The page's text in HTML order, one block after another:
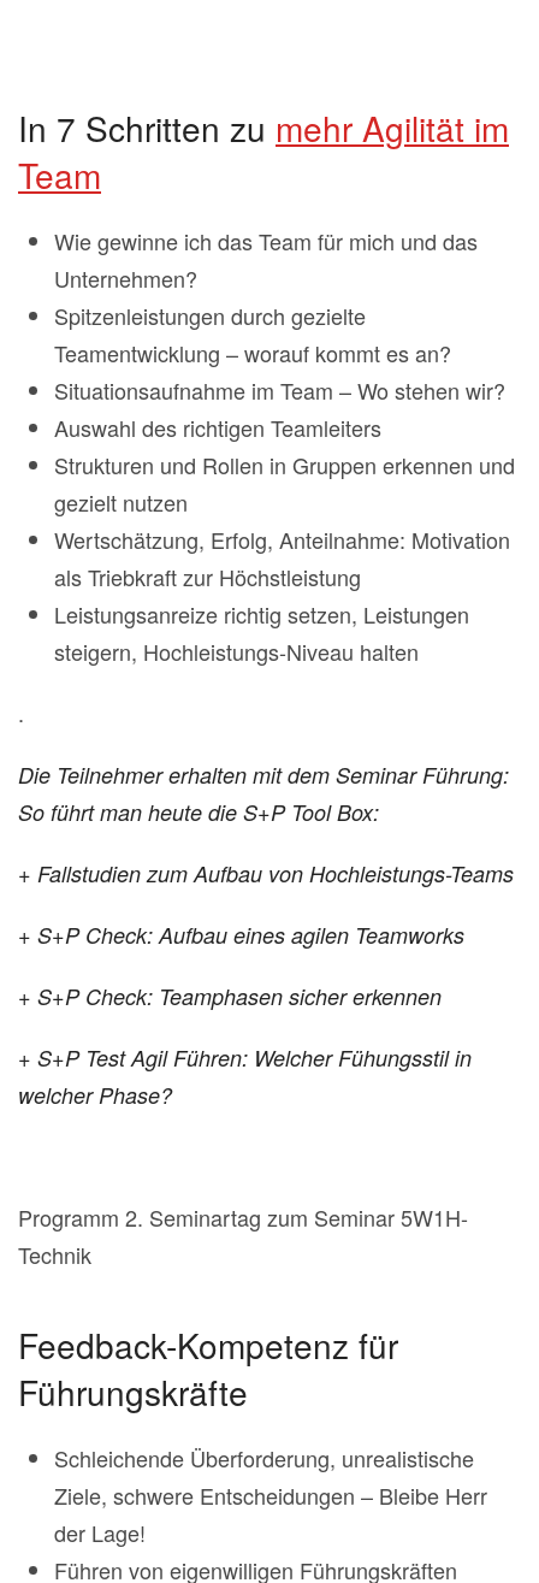
In 7 Schritten zu mehr Agilität im
Team
Wie gewinne ich das Team für mich und das
Unternehmen?
Spitzenleistungen durch gezielte
Teamentwicklung – worauf kommt es an?
Situationsaufnahme im Team – Wo stehen wir?
Auswahl des richtigen Teamleiters
Strukturen und Rollen in Gruppen erkennen und
gezielt nutzen
Wertschätzung, Erfolg, Anteilnahme: Motivation
als Triebkraft zur Höchstleistung
Leistungsanreize richtig setzen, Leistungen
steigern, Hochleistungs-Niveau halten
.
Die Teilnehmer erhalten mit dem Seminar Führung:
So führt man heute die S+P Tool Box:
+ Fallstudien zum Aufbau von Hochleistungs-Teams
+ S+P Check: Aufbau eines agilen Teamworks
+ S+P Check: Teamphasen sicher erkennen
+ S+P Test Agil Führen: Welcher Fühungsstil in
welcher Phase?
Programm 2. Seminartag zum Seminar 5W1H-
Technik
Feedback-Kompetenz für
Führungskräfte
Schleichende Überforderung, unrealistische
Ziele, schwere Entscheidungen – Bleibe Herr
der Lage!
Führen von eigenwilligen Führungskräften